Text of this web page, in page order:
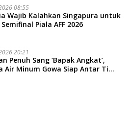
08:55
Wajib Kalahkan Singapura untuk
Piala AFF 2026
20:21
Penuh Sang ‘Bapak Angkat’,
Air Minum Gowa Siap Antar Tim